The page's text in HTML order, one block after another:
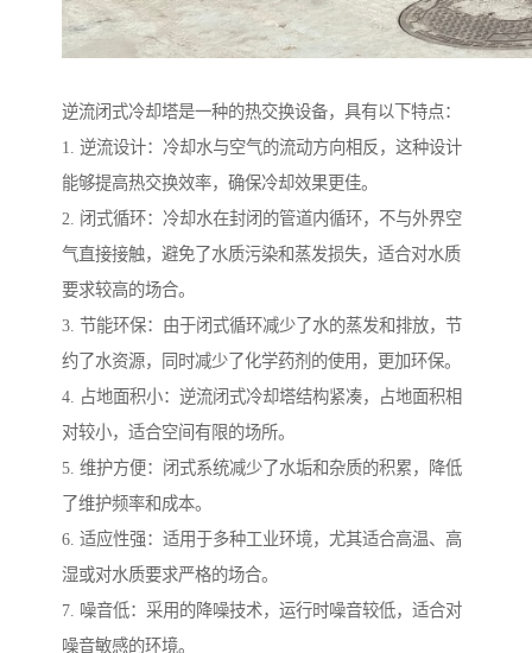
逆流闭式冷却塔是一种的热交换设备，具有以下特点：
1. 逆流设计：冷却水与空气的流动方向相反，这种设计
能够提高热交换效率，确保冷却效果更佳。
2. 闭式循环：冷却水在封闭的管道内循环，不与外界空
气直接接触，避免了水质污染和蒸发损失，适合对水质
要求较高的场合。
3. 节能环保：由于闭式循环减少了水的蒸发和排放，节
约了水资源，同时减少了化学药剂的使用，更加环保。
4. 占地面积小：逆流闭式冷却塔结构紧凑，占地面积相
对较小，适合空间有限的场所。
5. 维护方便：闭式系统减少了水垢和杂质的积累，降低
了维护频率和成本。
6. 适应性强：适用于多种工业环境，尤其适合高温、高
湿或对水质要求严格的场合。
7. 噪音低：采用的降噪技术，运行时噪音较低，适合对
噪音敏感的环境。